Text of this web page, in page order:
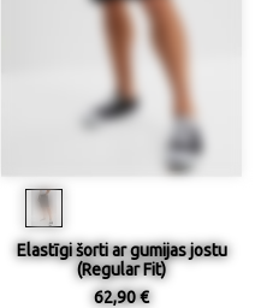
Elastīgi šorti ar gumijas jostu
(Regular Fit)
62,90 €